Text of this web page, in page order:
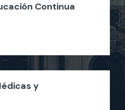
Continua
y